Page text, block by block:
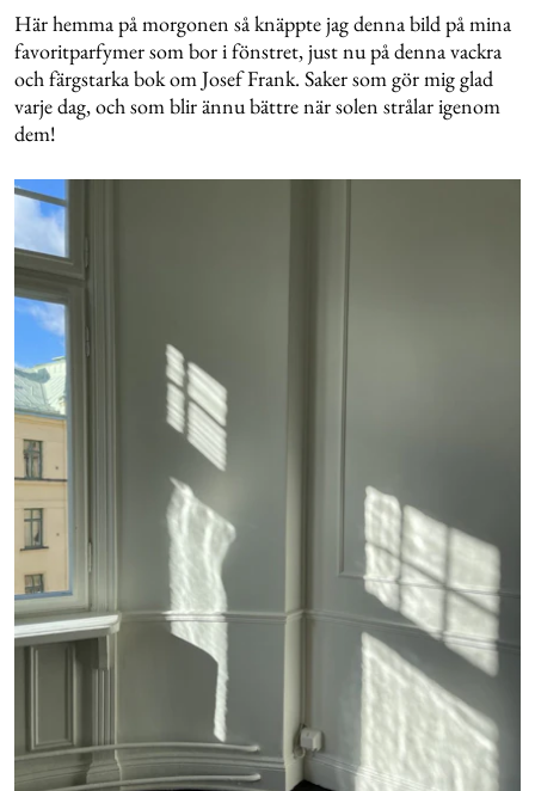
Här hemma på morgonen så knäppte jag denna bild på mina
favoritparfymer som bor i fönstret, just nu på denna vackra
och färgstarka bok om Josef Frank. Saker som gör mig glad
varje dag, och som blir ännu bättre när solen strålar igenom
dem!